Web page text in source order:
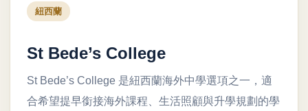
紐西蘭
St Bede’s College
St Bede’s College 是紐西蘭海外中學選項之一，適
合希望提早銜接海外課程、生活照顧與升學規劃的學